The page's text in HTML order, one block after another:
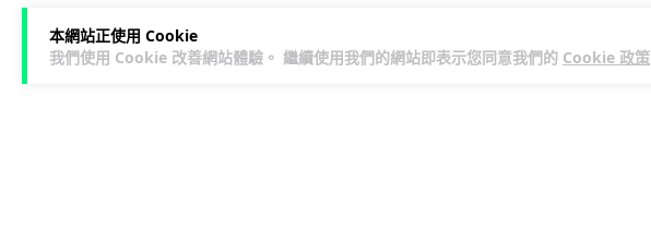
本網站正使用 Cookie
我們使用 Cookie 改善網站體驗。 繼續使用我們的網站即表示您同意我們的 Cookie 政策